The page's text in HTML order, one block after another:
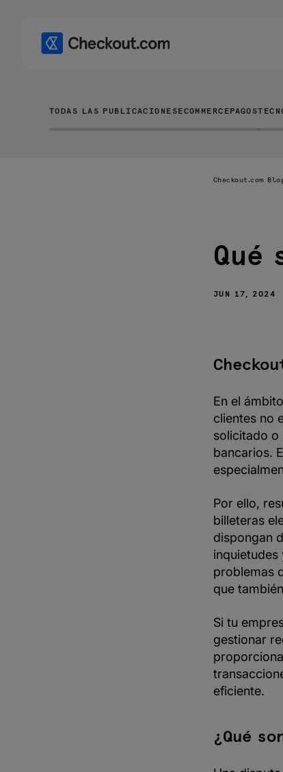
TODAS LAS PUBLICACIONES ECOMMERCE PAGOS
Checkout.com
Qué
JUN 17, 2024
En el
clientes no
solicitado o
bancarios.
Por ello,
billeteras
dispongan
problemas
que
Si tu
gestionar
eficiente.
¿Qué